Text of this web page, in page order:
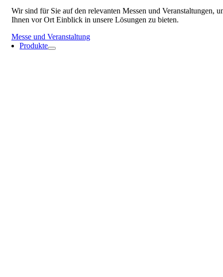
Wir sind für Sie auf den relevanten Messen und Veranstaltungen,
Ihnen vor Ort Einblick in unsere Lösungen zu bieten.
Messe und Veranstaltung
Produkte